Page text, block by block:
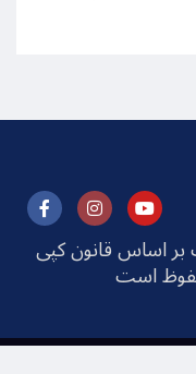
اساس قانون کپی
است